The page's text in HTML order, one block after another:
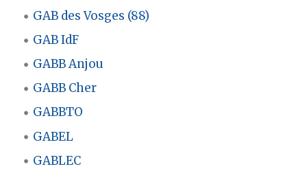
GAB des Vosges (88)
GAB IdF
GABB Anjou
GABB Cher
GABBTO
GABEL
GABLEC